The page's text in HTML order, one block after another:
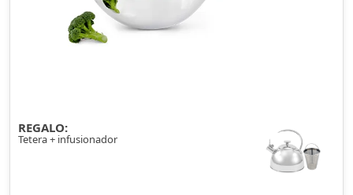
REGALO:
Tetera + infusionador